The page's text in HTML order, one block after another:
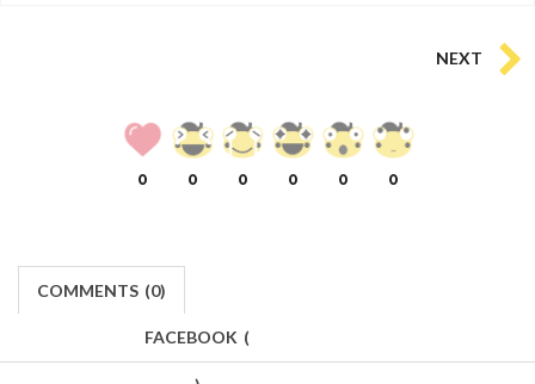
NEXT
0 0 0 0 0 0
COMMENTS (0)
FACEBOOK (